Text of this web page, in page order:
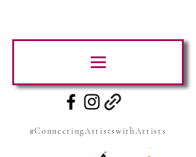
#ConnectingArtistswithArtists